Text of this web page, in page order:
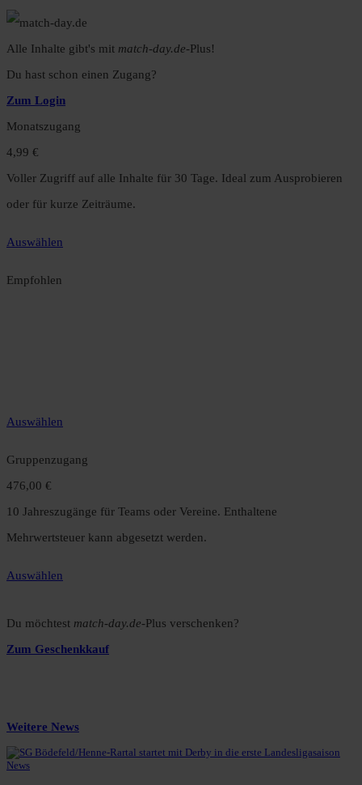
Alle Inhalte gibt's mit match-day.de-Plus!
Du hast schon einen Zugang?
Zum Login
Monatszugang
4,99 €
Voller Zugriff auf alle Inhalte für 30 Tage. Ideal zum Ausprobieren
oder für kurze Zeiträume.
Auswählen
Empfohlen
Auswählen
Gruppenzugang
476,00 €
10 Jahreszugänge für Teams oder Vereine. Enthaltene
Mehrwertsteuer kann abgesetzt werden.
Auswählen
Du möchtest match-day.de-Plus verschenken?
Zum Geschenkkauf
Weitere News
News